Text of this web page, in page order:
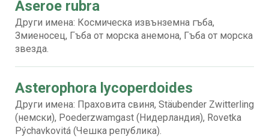
Aseroe rubra
Други имена: Космическа извънземна гъба,
Змиеносец, Гъба от морска анемона, Гъба от морска
звезда.
Asterophora lycoperdoides
Други имена: Праховита свиня, Stäubender Zwitterling
(немски), Poederzwamgast (Нидерландия), Rovetka
Pýchavkovitá (Чешка република).